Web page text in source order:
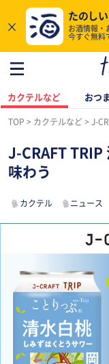
×
たのし
お酒情報・
今すぐ無料
カクテルなど おつ
TOP カクテルなど J-
J-CRAFT TRIP
味わう
カクテル ニュース